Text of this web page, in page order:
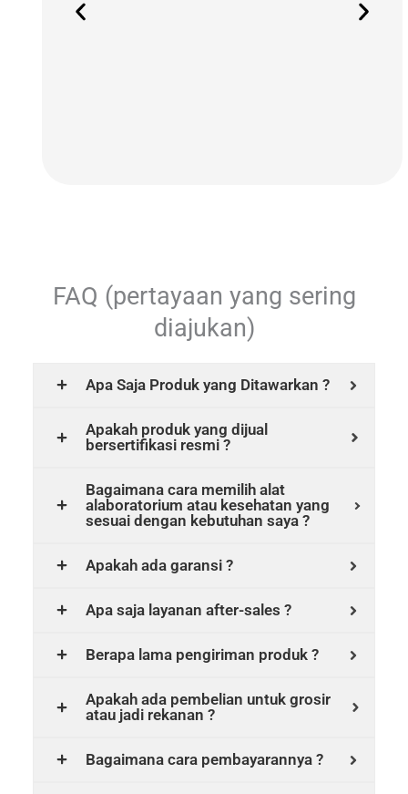
FAQ (pertayaan yang sering
diajukan)
Apa Saja Produk yang Ditawarkan ?
Apakah produk yang dijual
bersertifikasi resmi ?
Bagaimana cara memilih alat
alaboratorium atau kesehatan yang
sesuai dengan kebutuhan saya ?
Apakah ada garansi ?
Apa saja layanan after-sales ?
Berapa lama pengiriman produk ?
Apakah ada pembelian untuk grosir
atau jadi rekanan ?
Bagaimana cara pembayarannya ?